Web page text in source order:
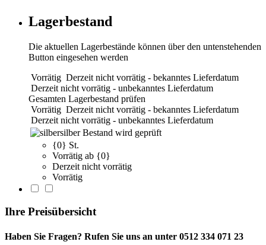
Lagerbestand
Die aktuellen Lagerbestände können über den untenstehenden
Button eingesehen werden
Vorrätig Derzeit nicht vorrätig - bekanntes Lieferdatum
Derzeit nicht vorrätig - unbekanntes Lieferdatum
Gesamten Lagerbestand prüfen
Vorrätig Derzeit nicht vorrätig - bekanntes Lieferdatum
Derzeit nicht vorrätig - unbekanntes Lieferdatum
silber Bestand wird geprüft
{0} St.
Vorrätig ab {0}
Derzeit nicht vorrätig
Vorrätig
Ihre Preisübersicht
Haben Sie Fragen? Rufen Sie uns an unter 0512 334 071 23